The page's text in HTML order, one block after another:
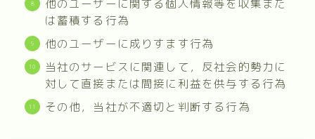
他のユーザーに関する個人情報等を収集また
は蓄積する行為
他のユーザーに成りすます行為
当社のサービスに関連して，反社会的勢力に
対して直接または間接に利益を供与する行為
その他，当社が不適切と判断する行為